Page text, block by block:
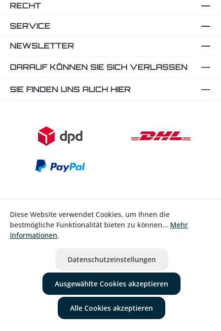
RECHT
SERVICE
NEWSLETTER
DARAUF KÖNNEN SIE SICH VERLASSEN
SIE FINDEN UNS AUCH HIER
Bestellung widerrufen
ausgenommen Nicht EU-Länder
Diese Website verwendet Cookies, um Ihnen die
bestmögliche Funktionalität bieten zu können... Mehr
Informationen.
Datenschutzeinstellungen
Ausgewählte Cookies akzeptieren
Alle Cookies akzeptieren